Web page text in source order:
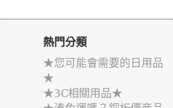
熱門分類
★您可能會需要的日用品
★
★3C相關用品★